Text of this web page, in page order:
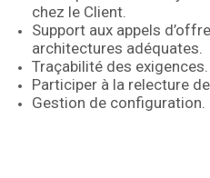
chez le Client.
Support aux appels
architectures adéquates.
Traçabilité des exigences.
Participer à la relecture
Gestion de configuration.